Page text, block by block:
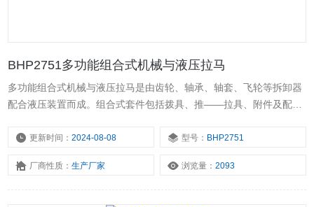
BHP2751多功能组合式机械与液压拉马
多功能组合式机械与液压拉马是由齿轮、轴承、轴套、飞轮等拆卸器
配合液压装置而成。组合式套件包括拨具、推——拉具、附件及配
测出拉力值，是各种拆装检修工程中的*工具。
更新时间：2024-08-08 型号： BHP2751
厂商性质：生产厂家 浏览量：2093